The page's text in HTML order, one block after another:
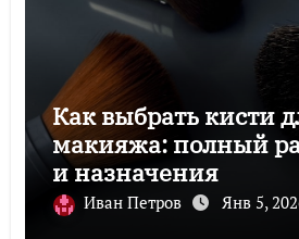
Как выбрать кисти
макияжа: полный
и назначения
Иван Петров Янв 5,